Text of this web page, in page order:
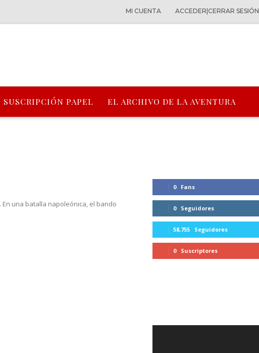
MI CUENTA ACCEDER|CERRAR SESIÓN
SUSCRIPCIÓN PAPEL EL ARCHIVO DE LA AVENTURA
una batalla napoleónica, el bando
0 Fans
0 Seguidores
58,755 Seguidores
0 Suscriptores